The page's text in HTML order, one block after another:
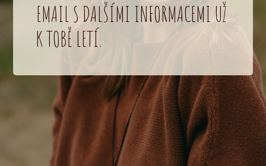
EMAIL S DALŠÍMI INFORMACEMI UŽ
K TOBĚ LETÍ.